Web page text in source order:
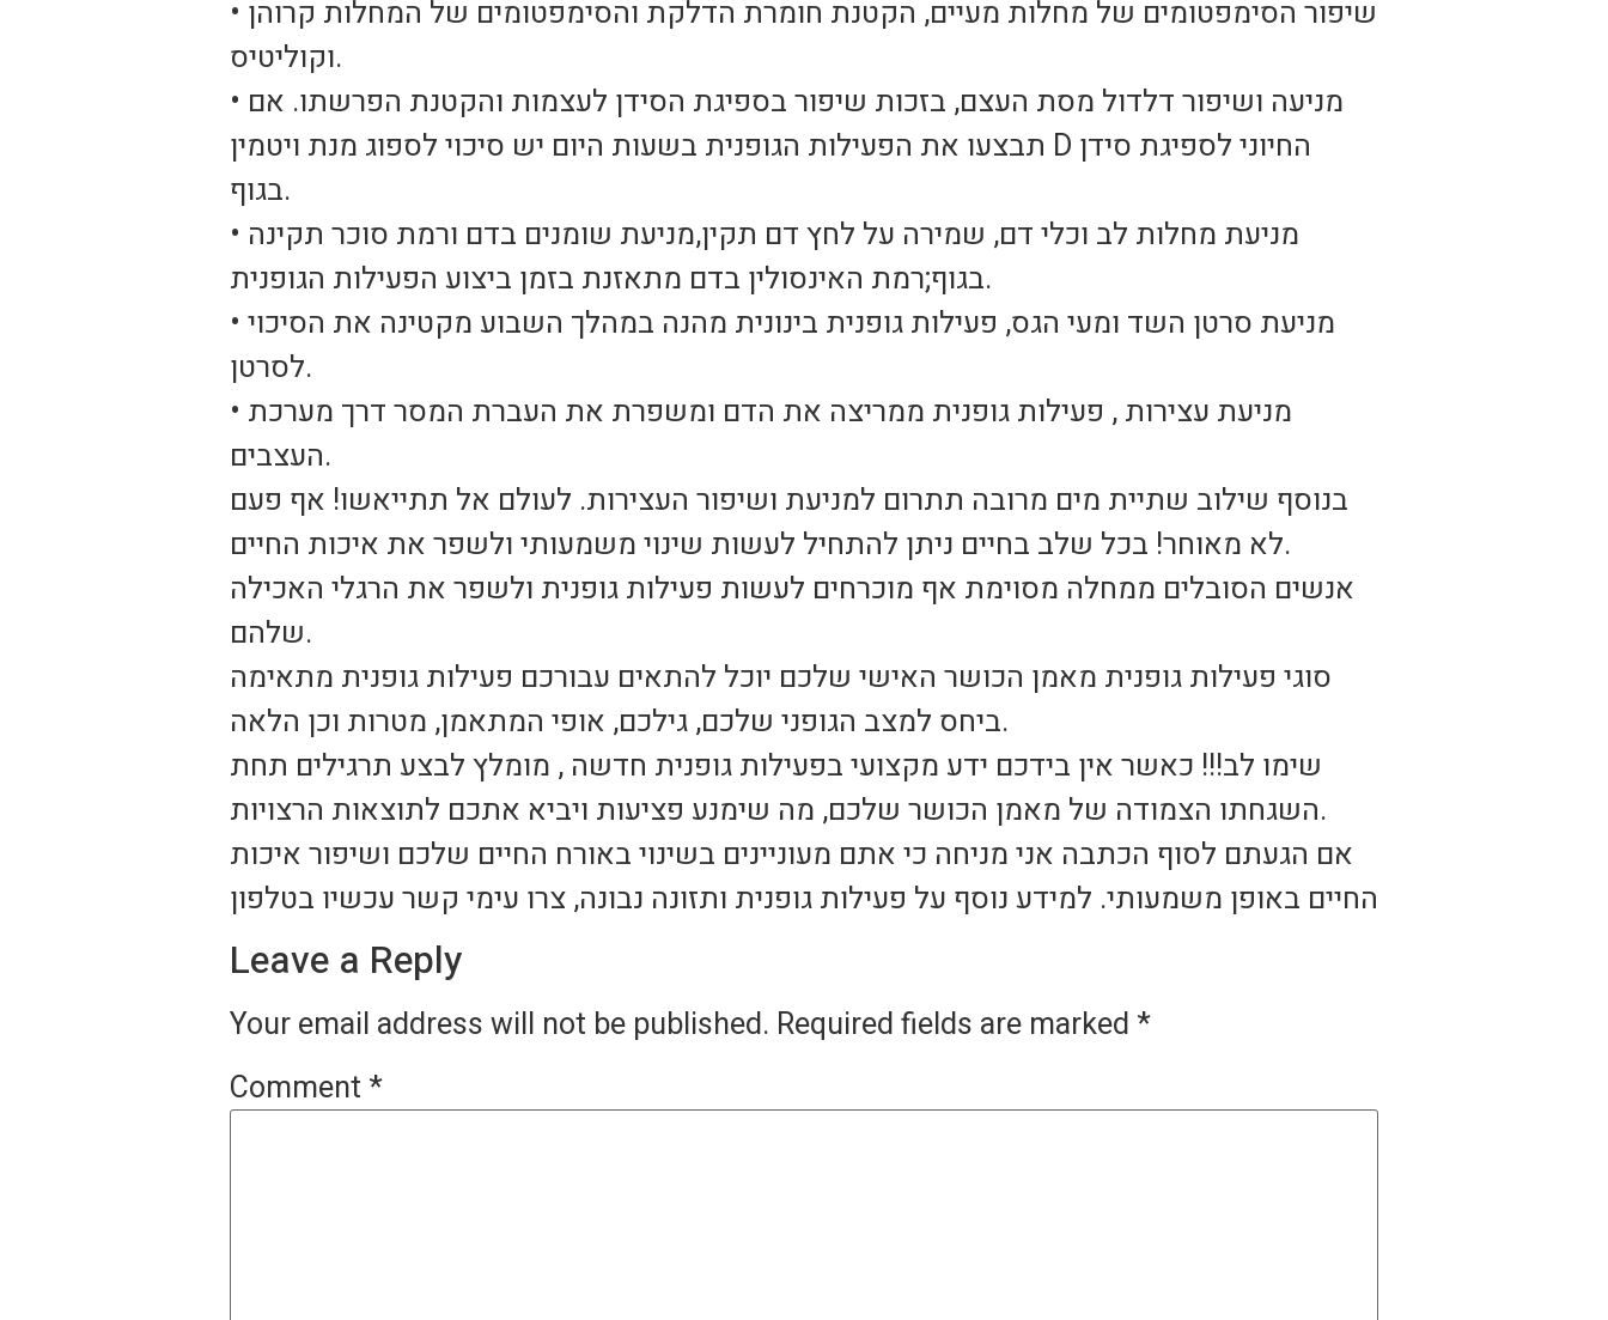
• שיפור הסימפטומים של מחלות מעיים, הקטנת חומרת הדלקת והסימפטומים של המחלות קרוהן
וקוליטיס.
• מניעה ושיפור דלדול מסת העצם, בזכות שיפור בספיגת הסידן לעצמות והקטנת הפרשתו. אם
תבצעו את הפעילות הגופנית בשעות היום יש סיכוי לספוג מנת ויטמין D החיוני לספיגת סידן
בגוף.
• מניעת מחלות לב וכלי דם, שמירה על לחץ דם תקין,מניעת שומנים בדם ורמת סוכר תקינה
בגוף;רמת האינסולין בדם מתאזנת בזמן ביצוע הפעילות הגופנית.
• מניעת סרטן השד ומעי הגס, פעילות גופנית בינונית מהנה במהלך השבוע מקטינה את הסיכוי
לסרטן.
• מניעת עצירות , פעילות גופנית ממריצה את הדם ומשפרת את העברת המסר דרך מערכת
העצבים.
בנוסף שילוב שתיית מים מרובה תתרום למניעת ושיפור העצירות. לעולם אל תתייאשו! אף פעם
לא מאוחר! בכל שלב בחיים ניתן להתחיל לעשות שינוי משמעותי ולשפר את איכות החיים.
אנשים הסובלים ממחלה מסוימת אף מוכרחים לעשות פעילות גופנית ולשפר את הרגלי האכילה
שלהם.
סוגי פעילות גופנית מאמן הכושר האישי שלכם יוכל להתאים עבורכם פעילות גופנית מתאימה
ביחס למצב הגופני שלכם, גילכם, אופי המתאמן, מטרות וכן הלאה.
שימו לב!!! כאשר אין בידכם ידע מקצועי בפעילות גופנית חדשה , מומלץ לבצע תרגילים תחת
השגחתו הצמודה של מאמן הכושר שלכם, מה שימנע פציעות ויביא אתכם לתוצאות הרצויות.
אם הגעתם לסוף הכתבה אני מניחה כי אתם מעוניינים בשינוי באורח החיים שלכם ושיפור איכות
החיים באופן משמעותי. למידע נוסף על פעילות גופנית ותזונה נבונה, צרו עימי קשר עכשיו בטלפון
Leave a Reply
Your email address will not be published. Required fields are marked *
Comment *